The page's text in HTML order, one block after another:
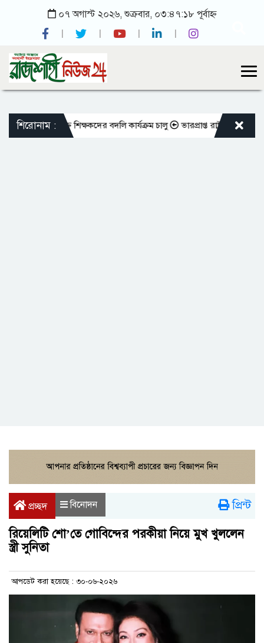
০৭ অগাস্ট ২০২৬, শুক্রবার, ০৩:৪৭:১৮ পূর্বাহ্ন
শিরোনাম :
এমপিওভুক্ত শিক্ষকদের বদলি কার্যক্রম চালু ভারপ্রাপ্ত রাষ্ট্রপতিকে শুভেচ্ছা
প্রচ্ছদ বিনোদন প্রিন্ট
রিয়েলিটি শো’তে গোবিন্দের পরকীয়া নিয়ে মুখ খুললেন
স্ত্রী সুনিতা
আপডেট করা হয়েছে : ৩০-০৬-২০২৬